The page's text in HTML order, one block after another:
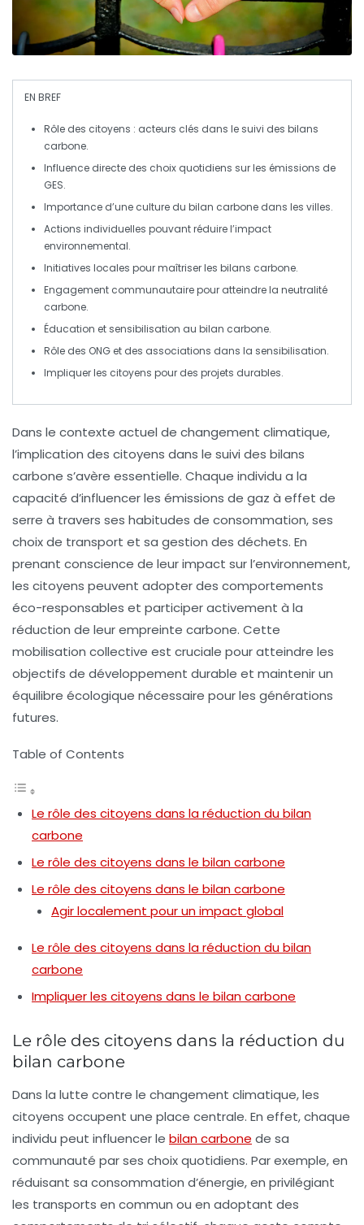
EN BREF
Rôle des citoyens : acteurs clés dans le suivi des bilans
carbone.
Influence directe des choix quotidiens sur les émissions de
GES.
Importance d’une culture du bilan carbone dans les villes.
Actions individuelles pouvant réduire l’impact
environnemental.
Initiatives locales pour maîtriser les bilans carbone.
Engagement communautaire pour atteindre la neutralité
carbone.
Éducation et sensibilisation au bilan carbone.
Rôle des ONG et des associations dans la sensibilisation.
Impliquer les citoyens pour des projets durables.
Dans le contexte actuel de changement climatique,
l’implication des citoyens dans le suivi des bilans
carbone s’avère essentielle. Chaque individu a la
capacité d’influencer les émissions de gaz à effet de
serre à travers ses habitudes de consommation, ses
choix de transport et sa gestion des déchets. En
prenant conscience de leur impact sur l’environnement,
les citoyens peuvent adopter des comportements
éco-responsables et participer activement à la
réduction de leur empreinte carbone. Cette
mobilisation collective est cruciale pour atteindre les
objectifs de développement durable et maintenir un
équilibre écologique nécessaire pour les générations
futures.
Table of Contents
Le rôle des citoyens dans la réduction du bilan
carbone
Le rôle des citoyens dans le bilan carbone
Le rôle des citoyens dans le bilan carbone
Agir localement pour un impact global
Le rôle des citoyens dans la réduction du bilan
carbone
Impliquer les citoyens dans le bilan carbone
Le rôle des citoyens dans la réduction du
bilan carbone
Dans la lutte contre le changement climatique,les
citoyens occupent une place centrale. En effet, chaque
individu peut influencer le bilan carbone de sa
communauté par ses choix quotidiens. Par exemple, en
réduisant sa consommation d’énergie, en privilégiant
les transports en commun ou en adoptant des